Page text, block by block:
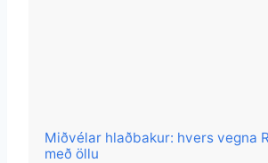
Miðvélar hlaðbakur: hvers vegna
með öllu